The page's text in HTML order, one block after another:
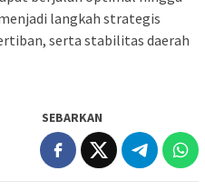
langkah strategis
serta stabilitas daerah
SEBARKAN